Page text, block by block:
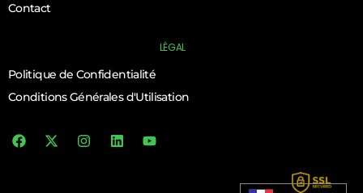
Contact
LÉGAL
Politique de Confidentialité
Conditions Générales d'Utilisation